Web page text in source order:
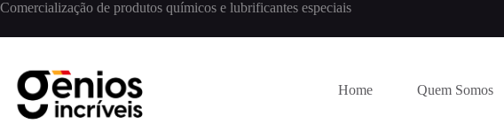
Comercialização de produtos químicos e lubrificantes especiais
Home Quem Somos